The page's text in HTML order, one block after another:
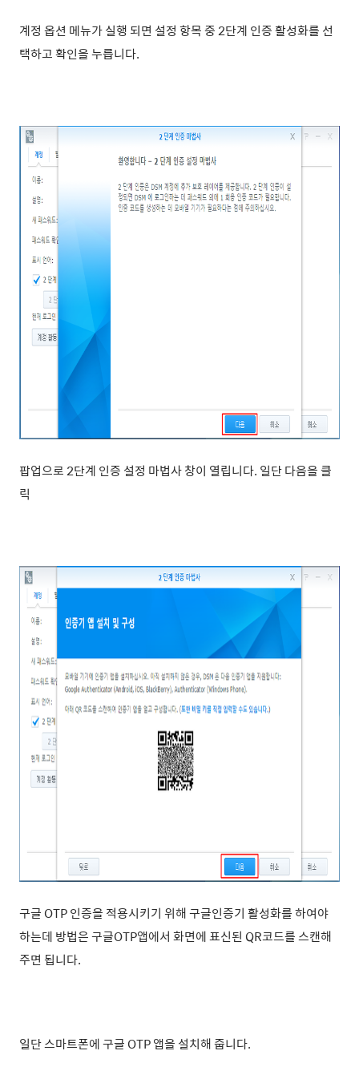
계정 옵션 메뉴가 실행 되면 설정 항목 중2단계 인증 활성화를 선
택하고 확인을 누릅니다.
팝업으로 2단계 인증 설정 마법사 창이 열립니다. 일단 다음을 클
릭
구글 OTP 인증을 적용시키기 위해 구글인증기 활성화를 하여야
하는데 방법은 구글OTP앱에서 화면에 표신된 QR코드를 스캔해
주면 됩니다.
일단 스마트폰에 구글 OTP앱을 설치해 줍니다.